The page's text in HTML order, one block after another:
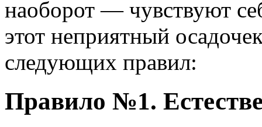
наоборот — чувствуют
этот неприятный
следующих правил:
Правило №1.